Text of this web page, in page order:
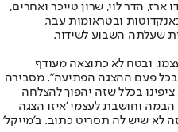
ארז, הדר לוי, שרון טייכר ואחרים,
ובטראומות עבר,
שעלתה השבוע לשידור.
ובטח לא כתוצאה מעודף
פעם ההצגה הפתיעה", מסבירה
בכלל שזה יהפוך להצלחה
וחושבת לעצמי 'איזו הצגה
לא שיש לה תסריט כתוב. ב'מייקל'